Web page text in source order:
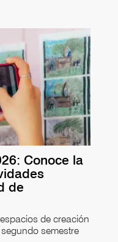
Conoce la
de
de creación
semestre